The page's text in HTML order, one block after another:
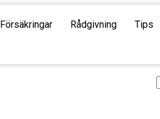
Försäkringar Rådgivning Tips